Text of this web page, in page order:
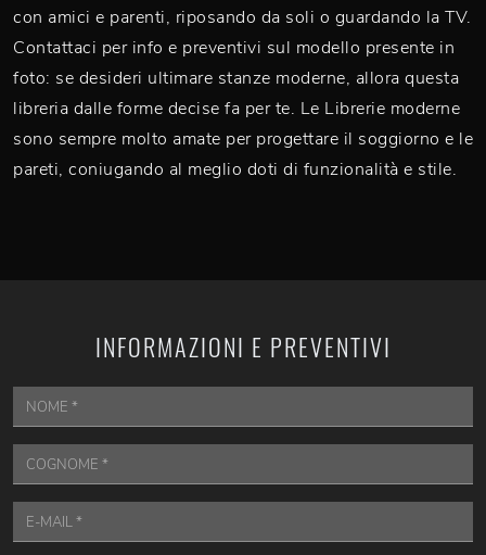
con amici e parenti, riposando da soli o guardando la TV.
Contattaci per info e preventivi sul modello presente in
foto: se desideri ultimare stanze moderne, allora questa
libreria dalle forme decise fa per te. Le Librerie moderne
sono sempre molto amate per progettare il soggiorno e le
pareti, coniugando al meglio doti di funzionalità e stile.
INFORMAZIONI E PREVENTIVI